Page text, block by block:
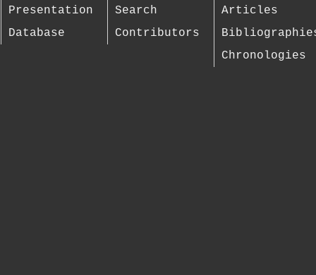
Presentation
Database
Search
Contributors
Articles
Chronologies